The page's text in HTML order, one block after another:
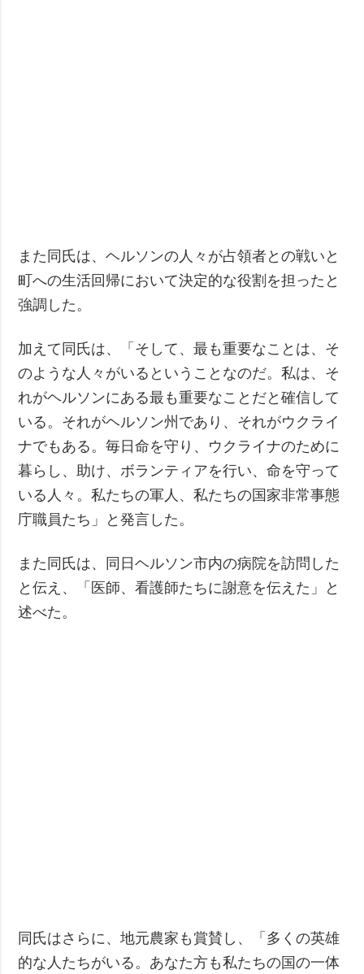
また同氏は、ヘルソンの人々が占領者との戦いと
町への生活回帰において決定的な役割を担ったと
強調した。
加えて同氏は、「そして、最も重要なことは、そ
のような人々がいるということなのだ。私は、そ
れがヘルソンにある最も重要なことだと確信して
いる。それがヘルソン州であり、それがウクライ
ナでもある。毎日命を守り、ウクライナのために
暮らし、助け、ボランティアを行い、命を守って
いる人々。私たちの軍人、私たちの国家非常事態
庁職員たち」と発言した。
また同氏は、同日ヘルソン市内の病院を訪問した
と伝え、「医師、看護師たちに謝意を伝えた」と
述べた。
同氏はさらに、地元農家も賞賛し、「多くの英雄
的な人たちがいる。あなた方も私たちの国の一体